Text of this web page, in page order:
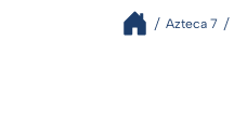
Azteca 7